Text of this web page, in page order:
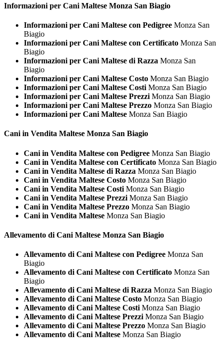
Informazioni per Cani Maltese Monza San Biagio
Informazioni per Cani Maltese con Pedigree Monza San
Biagio
Informazioni per Cani Maltese con Certificato Monza San
Biagio
Informazioni per Cani Maltese di Razza Monza San
Biagio
Informazioni per Cani Maltese Costo Monza San Biagio
Informazioni per Cani Maltese Costi Monza San Biagio
Informazioni per Cani Maltese Prezzi Monza San Biagio
Informazioni per Cani Maltese Prezzo Monza San Biagio
Informazioni per Cani Maltese Monza San Biagio
Cani in Vendita Maltese Monza San Biagio
Cani in Vendita Maltese con Pedigree Monza San Biagio
Cani in Vendita Maltese con Certificato Monza San Biagio
Cani in Vendita Maltese di Razza Monza San Biagio
Cani in Vendita Maltese Costo Monza San Biagio
Cani in Vendita Maltese Costi Monza San Biagio
Cani in Vendita Maltese Prezzi Monza San Biagio
Cani in Vendita Maltese Prezzo Monza San Biagio
Cani in Vendita Maltese Monza San Biagio
Allevamento di Cani Maltese Monza San Biagio
Allevamento di Cani Maltese con Pedigree Monza San
Biagio
Allevamento di Cani Maltese con Certificato Monza San
Biagio
Allevamento di Cani Maltese di Razza Monza San Biagio
Allevamento di Cani Maltese Costo Monza San Biagio
Allevamento di Cani Maltese Costi Monza San Biagio
Allevamento di Cani Maltese Prezzi Monza San Biagio
Allevamento di Cani Maltese Prezzo Monza San Biagio
Allevamento di Cani Maltese Monza San Biagio